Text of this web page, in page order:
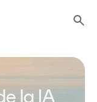
la IA